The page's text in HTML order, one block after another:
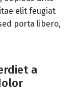
elit feugiat
porta libero,
a